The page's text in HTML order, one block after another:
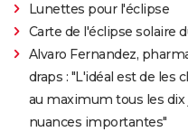
Lunettes pour l'éclipse
Carte de l'éclipse solaire
Alvaro Fernandez,
draps : "L'idéal est de les
au maximum tous les dix
nuances importantes"